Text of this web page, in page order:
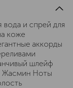
и спрей для
коже
аккорды
шлейф
Жасмин Ноты